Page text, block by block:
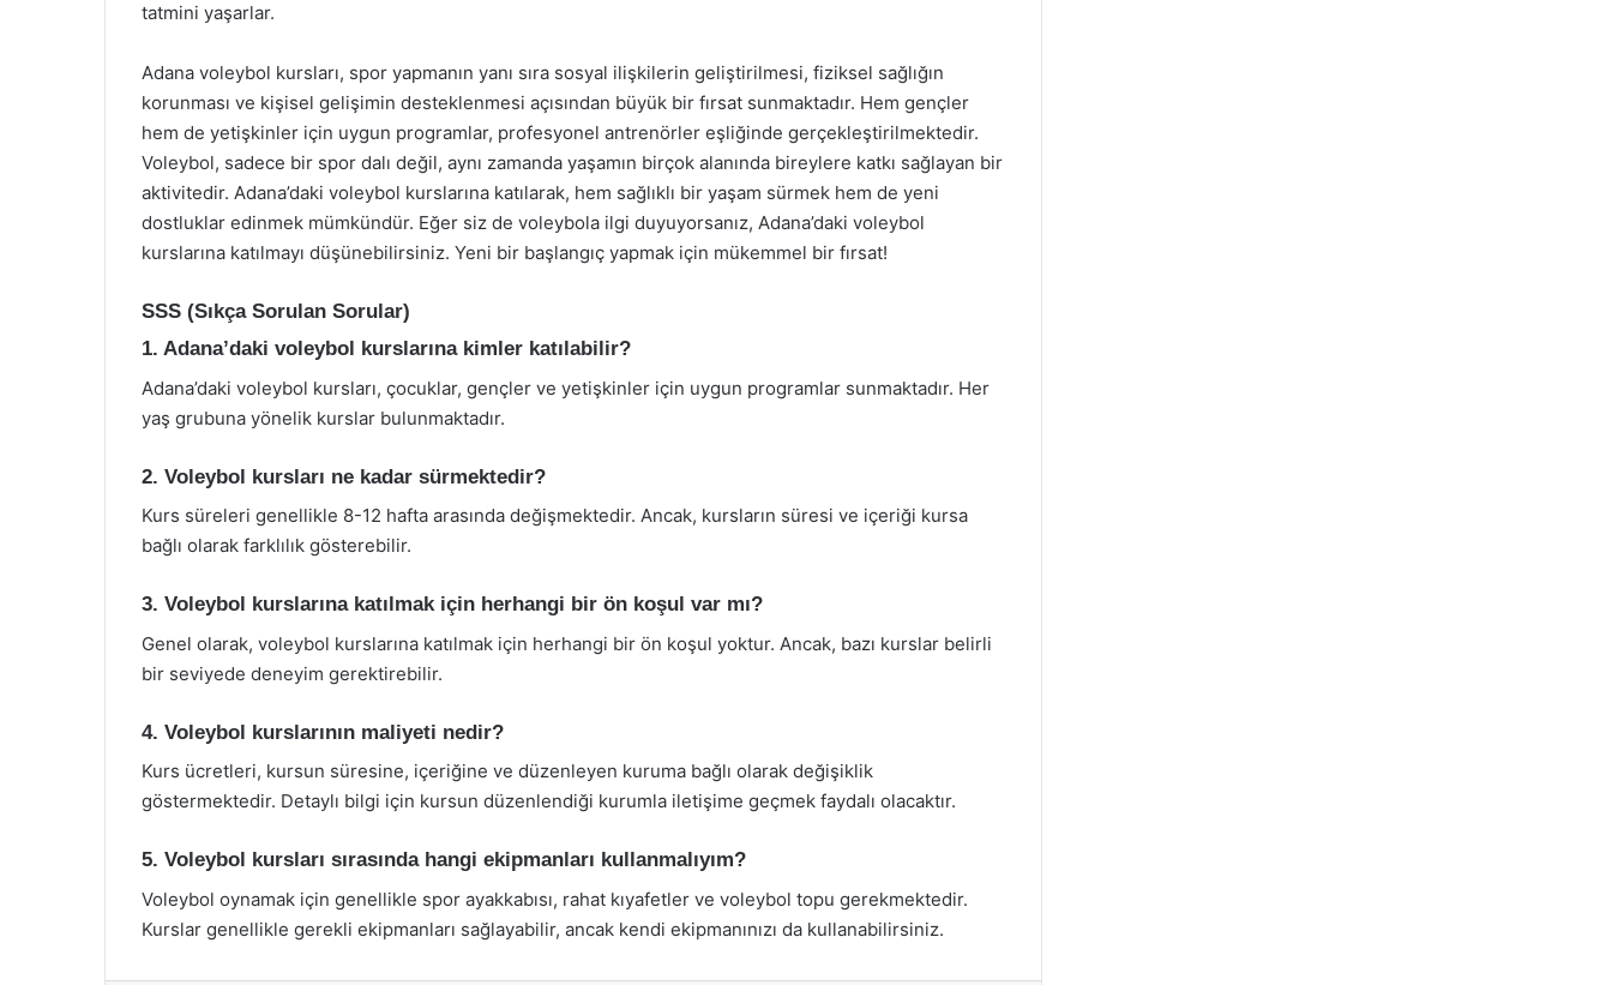
tatmini yaşarlar.
Adana voleybol kursları, spor yapmanın yanı sıra sosyal ilişkilerin geliştirilmesi, fiziksel sağlığın
korunması ve kişisel gelişimin desteklenmesi açısından büyük bir fırsat sunmaktadır. Hem gençler
hem de yetişkinler için uygun programlar, profesyonel antrenörler eşliğinde gerçekleştirilmektedir.
Voleybol, sadece bir spor dalı değil, aynı zamanda yaşamın birçok alanında bireylere katkı sağlayan bir
aktivitedir. Adana’daki voleybol kurslarına katılarak, hem sağlıklı bir yaşam sürmek hem de yeni
dostluklar edinmek mümkündür. Eğer siz de voleybola ilgi duyuyorsanız, Adana’daki voleybol
kurslarına katılmayı düşünebilirsiniz. Yeni bir başlangıç yapmak için mükemmel bir fırsat!
SSS (Sıkça Sorulan Sorular)
1. Adana’daki voleybol kurslarına kimler katılabilir?
Adana’daki voleybol kursları, çocuklar, gençler ve yetişkinler için uygun programlar sunmaktadır. Her
yaş grubuna yönelik kurslar bulunmaktadır.
2. Voleybol kursları ne kadar sürmektedir?
Kurs süreleri genellikle 8-12 hafta arasında değişmektedir. Ancak, kursların süresi ve içeriği kursa
bağlı olarak farklılık gösterebilir.
3. Voleybol kurslarına katılmak için herhangi bir ön koşul var mı?
Genel olarak, voleybol kurslarına katılmak için herhangi bir ön koşul yoktur. Ancak, bazı kurslar belirli
bir seviyede deneyim gerektirebilir.
4. Voleybol kurslarının maliyeti nedir?
Kurs ücretleri, kursun süresine, içeriğine ve düzenleyen kuruma bağlı olarak değişiklik
göstermektedir. Detaylı bilgi için kursun düzenlendiği kurumla iletişime geçmek faydalı olacaktır.
5. Voleybol kursları sırasında hangi ekipmanları kullanmalıyım?
Voleybol oynamak için genellikle spor ayakkabısı, rahat kıyafetler ve voleybol topu gerekmektedir.
Kurslar genellikle gerekli ekipmanları sağlayabilir, ancak kendi ekipmanınızı da kullanabilirsiniz.